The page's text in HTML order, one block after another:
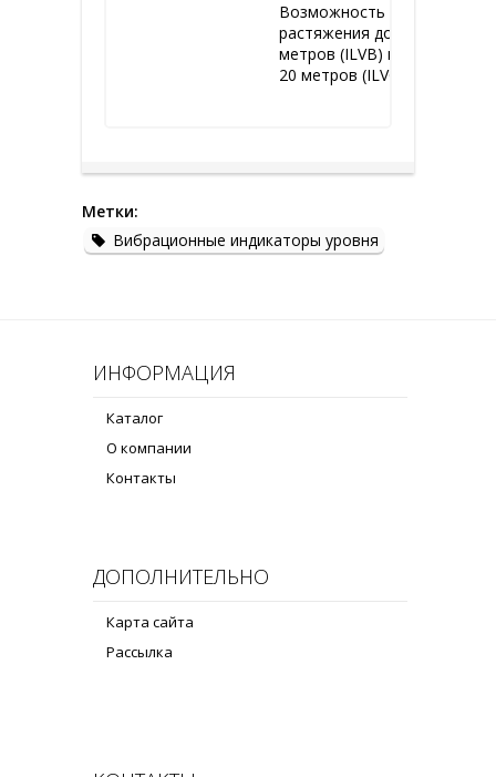
Возможность
растяжения до 4
метров (ILVB) и до
20 метров (ILVC)
Метки:
Вибрационные индикаторы уровня
ИНФОРМАЦИЯ
Каталог
О компании
Контакты
ДОПОЛНИТЕЛЬНО
Карта сайта
Рассылка